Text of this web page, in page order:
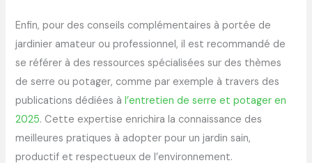
Enfin, pour des conseils complémentaires à portée de
jardinier amateur ou professionnel, il est recommandé de
se référer à des ressources spécialisées sur des thèmes
de serre ou potager, comme par exemple à travers des
publications dédiées àl’entretien de serre et potager en
2025. Cette expertise enrichira la connaissance des
meilleures pratiques à adopter pour un jardin sain,
productif et respectueux de l’environnement.